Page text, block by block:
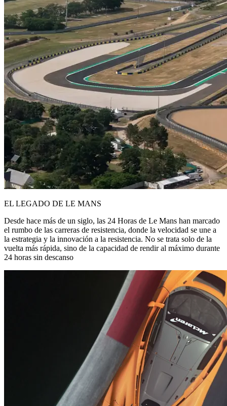
EL LEGADO DE LE MANS
Desde hace más de un siglo, las 24 Horas de Le Mans han marcado
el rumbo de las carreras de resistencia, donde la velocidad se une a
la estrategia y la innovación a la resistencia. No se trata solo de la
vuelta más rápida, sino de la capacidad de rendir al máximo durante
24 horas sin descanso